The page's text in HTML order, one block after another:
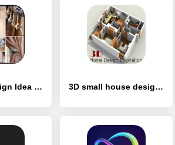
Curtains Design Idea - [Без рекламы] 3D small house design - [Премиум версия]